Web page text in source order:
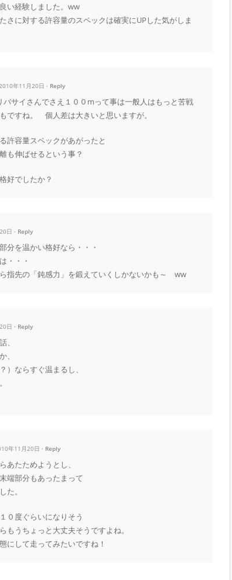
い経験しました。ww
さに対する許容量のスペックは確実にUPした気がしま
年11月20日 Reply
サイさんでさえ１００mって事は一般人はもっと苦戦
ですね。 個人差は大きいと思いますが。
許容量スペックがあがったと
も伸ばせるという事？
好でしたか？
日 Reply
分を温かい格好なら・・・
・・・
指先の「鈍感力」を鍛えていくしかないかも～ ww
日 Reply
、
、
）ならすぐ温まるし、
年11月20日 Reply
あたためようとし、
端部分もあったまって
た。
０度ぐらいになりそう
もうちょっと大丈夫そうですよね。
にして走ってみたいですね！